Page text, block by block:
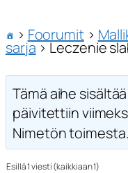
› Foorumit ›
sarja›Leczenie
Tämä aihe
päivitettiin
Nimetön toimesta.
Esillä 1 viesti (kaikkiaan 1)